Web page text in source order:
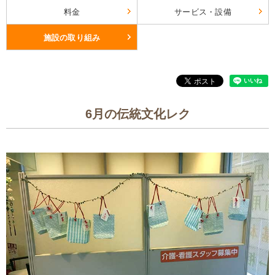
料金 サービス・設備
施設の取り組み
6月の伝統文化レク